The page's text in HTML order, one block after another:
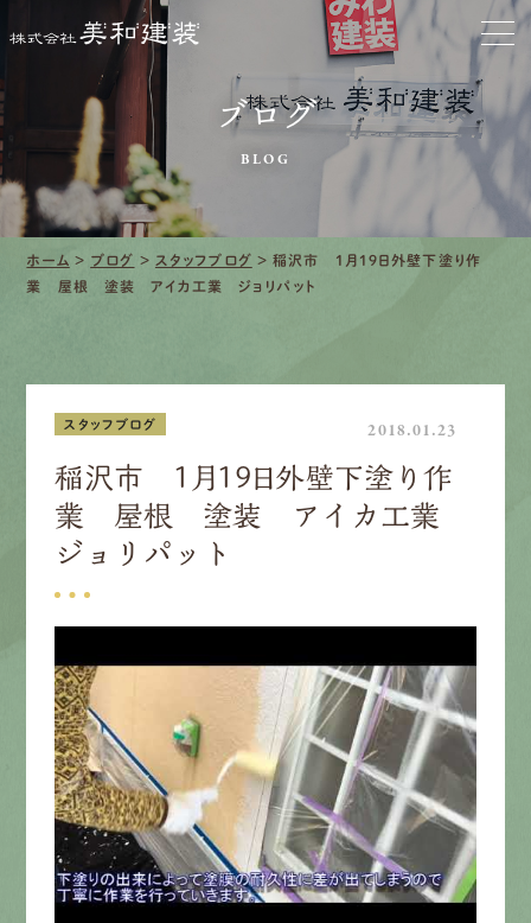
お家をきれいに
会社をきれいに
クリーニング
施工事例
会社案内
採用情報
募集要項
エントリー
有資格者が、無 料建物診断いたします!!
0120-44-2605
ブログ
BLOG
ホーム > ブログ > スタッフブログ >稲沢市 1月19日外壁下塗り作
業 屋根 塗装 アイカ工業 ジョリパット
スタッフブログ 2018.01.23
稲沢市 1月19日外壁下塗り作
業 屋根 塗装 アイカ工業
ジョリパット